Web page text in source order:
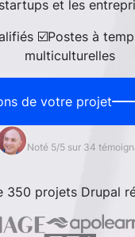
et les
☑️Postes à
multiculturelles
de votre projet
Noté 5/5 sur 34
350 projets Drupal